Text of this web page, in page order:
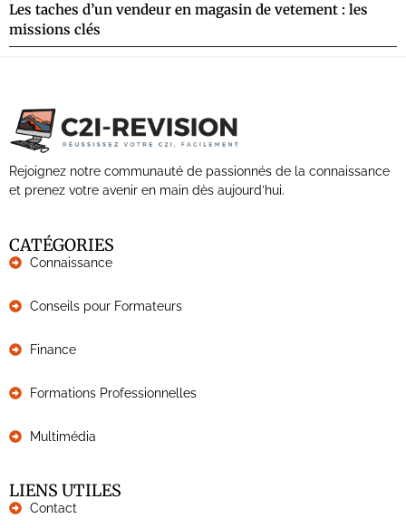
Les taches d’un vendeur en magasin de vetement : les
missions clés
Rejoignez notre communauté de passionnés de la connaissance
et prenez votre avenir en main dès aujourd’hui.
CATÉGORIES
Connaissance
Conseils pour Formateurs
Finance
Formations Professionnelles
Multimédia
LIENS UTILES
Contact